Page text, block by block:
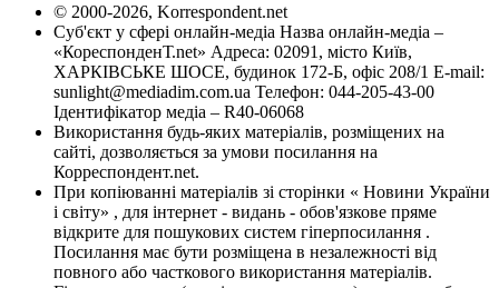
© 2000-2026, Korrespondent.net
Суб'єкт у сфері онлайн-медіа Назва онлайн-медіа –
«КореспонденТ.net» Адреса: 02091, місто Київ,
ХАРКІВСЬКЕ ШОСЕ, будинок 172-Б, офіс 208/1 E-mail:
sunlight@mediadim.com.ua Телефон: 044-205-43-00
Ідентифікатор медіа – R40-06068
Використання будь-яких матеріалів, розміщених на
сайті, дозволяється за умови посилання на
Корреспондент.net.
При копіюванні матеріалів зі сторінки « Новини України
і світу» , для інтернет - видань - обов'язкове пряме
відкрите для пошукових систем гіперпосилання .
Посилання має бути розміщена в незалежності від
повного або часткового використання матеріалів.